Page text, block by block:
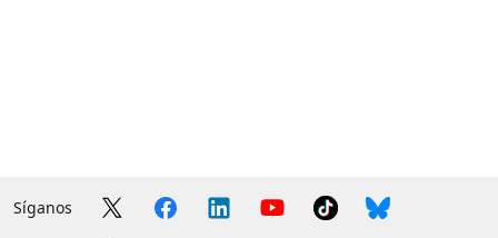
Síganos